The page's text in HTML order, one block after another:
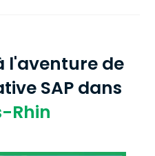
l'aventure de
SAP dans
Rhin